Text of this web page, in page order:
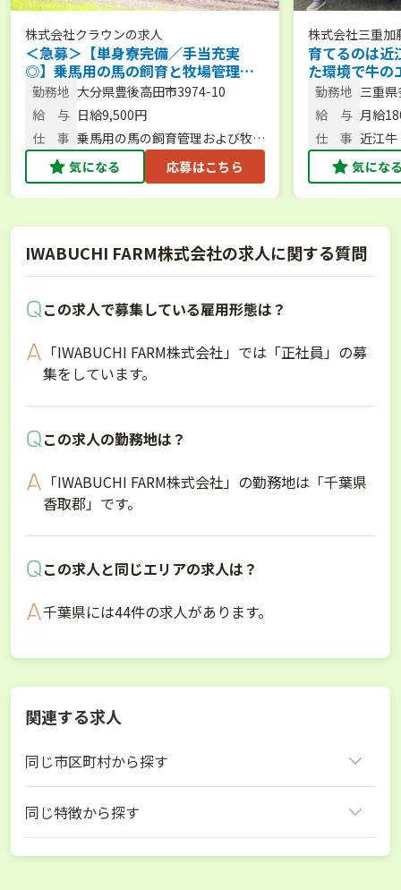
株式会社クラウンの求人
＜急募＞【単身寮完備／手当充実
◎】乗馬用の馬の飼育と牧場管理／
管理職候補
勤務地 大分県豊後高田市3974-10
給 与 日給9,500円
仕 事 乗馬用の馬の飼育管理および牧場
運営業務
気になる 応募はこちら
株式会社三重加
育てるのは近
た環境で牛の
しょう！ 【
賞！／最新
勤務地 三重
給 与 月給
仕 事 近江
養管
気にな
IWABUCHI FARM株式会社の求人に関する質問
この求人で募集している雇用形態は？
「IWABUCHI FARM株式会社」では「正社員」の募
集をしています。
この求人の勤務地は？
「IWABUCHI FARM株式会社」の勤務地は「千葉県
香取郡」です。
この求人と同じエリアの求人は？
千葉県には44件の求人があります。
関連する求人
同じ市区町村から探す
同じ特徴から探す